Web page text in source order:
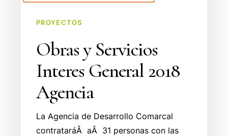
PROYECTOS
Obras y Servicios
Interes General 2018
Agencia
La Agencia de Desarrollo Comarcal
contrataráÂ aÂ 31 personas con las